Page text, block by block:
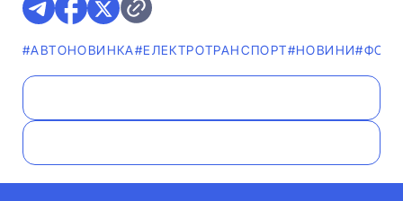
#АВТОНОВИНКА#ЕЛЕКТРОТРАНСПОРТ#НОВИНИ#ФОТО